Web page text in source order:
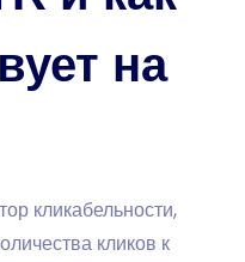
на
кликабельности,
кликов к